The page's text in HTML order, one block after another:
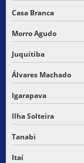
TRANSPORTE DE
TRANSPORTE DE
TRANSPORTE DE
TRANSPORTE
TRANSPORTE
TRANSPORTE
Casa Branca
Morro Agudo
Juquitiba
Álvares Machado
Igarapava
Ilha Solteira
Tanabi
Itaí